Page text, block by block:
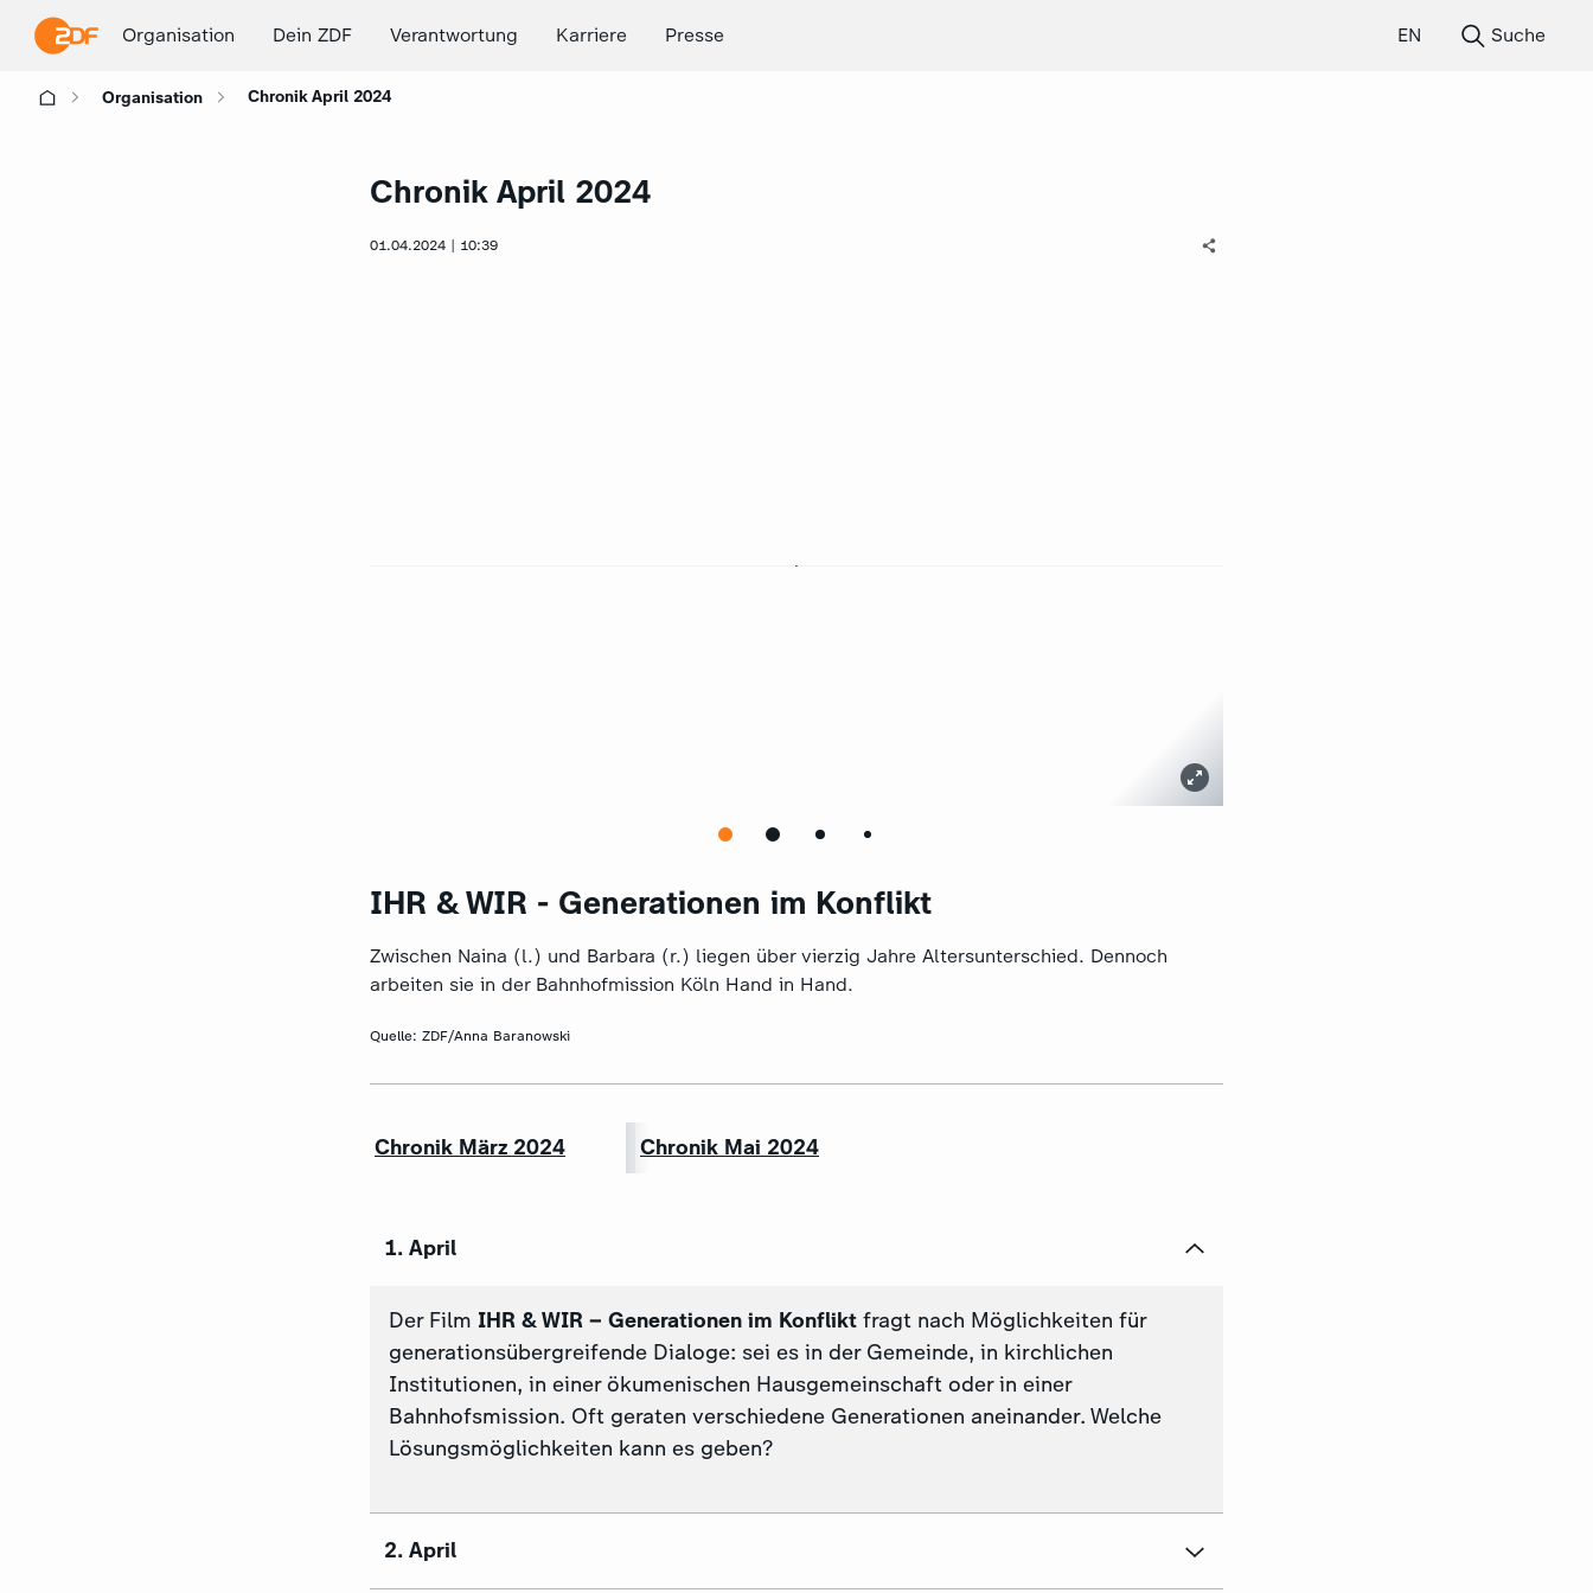
Organisation Dein ZDF Verantwortung Karriere Presse EN Suche
Organisation Chronik April 2024
Chronik April 2024
01.04.2024 | 10:39
IHR & WIR - Generationen im Konflikt
Zwischen Naina (l.) und Barbara (r.) liegen über vierzig Jahre Altersunterschied. Dennoch
arbeiten sie in der Bahnhofmission Köln Hand in Hand.
Quelle: ZDF/Anna Baranowski
Chronik März 2024 Chronik Mai 2024
1. April
Der Film IHR & WIR – Generationen im Konflikt fragt nach Möglichkeiten für
generationsübergreifende Dialoge: sei es in der Gemeinde, in kirchlichen
Institutionen, in einer ökumenischen Hausgemeinschaft oder in einer
Bahnhofsmission. Oft geraten verschiedene Generationen aneinander. Welche
Lösungsmöglichkeiten kann es geben?
2. April